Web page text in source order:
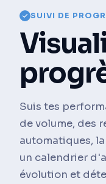
SUIVI DE
Suis tes
de volume, des
automatiques,
un calendrier
évolution et